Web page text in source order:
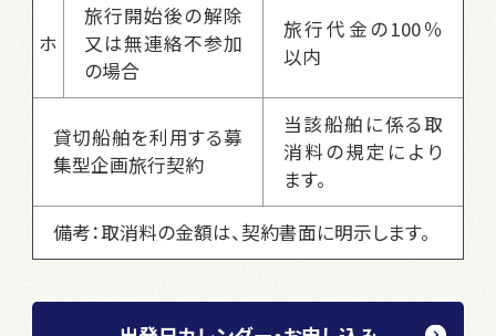
ホ
旅行開始後の解除
又は無連絡不参加
の場合
旅行代金の100％
以内
貸切船舶を利用する募
集型企画旅行契約
当該船舶に係る取
消料の規定により
ます。
備考：取消料の金額は、契約書面に明示します。